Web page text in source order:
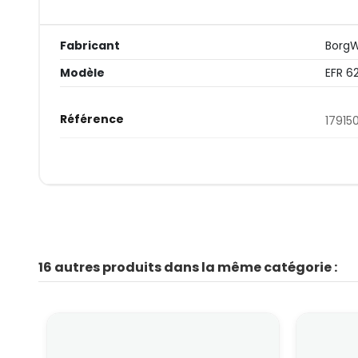
Fabricant
Modèle
EFR
Référence 179150
16 autres produits dans la même catégorie :